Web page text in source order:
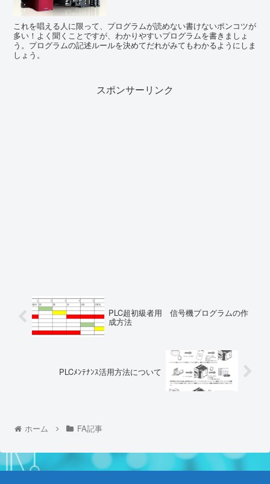
これを唱える人に限って、プログラムが読めない書けないポンコツが
多い！よく聞くことですが、わかりやすいプログラムを書きましょ
う。プログラムの記述ルールを決めてだれがみてもわかるようにしま
しょう。
スポンサーリンク
PLC超初級者用 信号機プログラムの作
成方法
PLCﾒﾝﾃﾅﾝｽ活用方法について
ホーム FA記事